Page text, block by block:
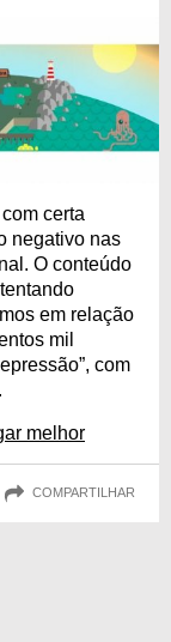
certa
negativo nas
O conteúdo
em relação
mil
com
melhor
COMPARTILHAR